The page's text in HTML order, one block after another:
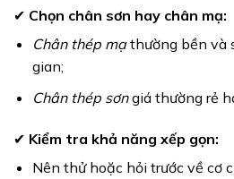
✔ Chọn chân sơn hay chân mạ:
Chân thép mạthường bền và
gian;
Chân thép sơngiá thường rẻ
✔ Kiểm tra khả năng xếp gọn:
Nên thử hoặc hỏi trước về cơ